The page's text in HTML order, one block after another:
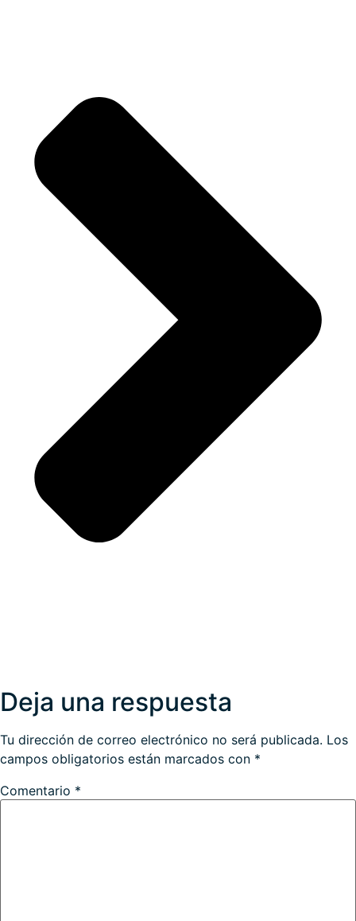
Deja una respuesta
Tu dirección de correo electrónico no será publicada. Los
campos obligatorios están marcados con *
Comentario *